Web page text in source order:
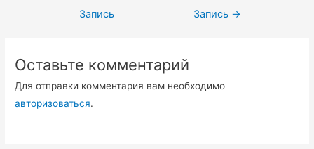
Запись
Запись →
Оставьте комментарий
Для отправки комментария вам необходимо
авторизоваться.